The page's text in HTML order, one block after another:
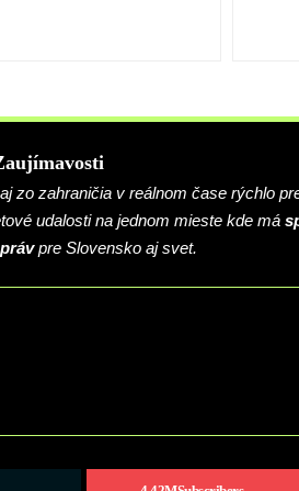
zo zahraničia v reálnom čase rýchlo
udalosti na jednom mieste kde má
pre Slovensko aj svet.